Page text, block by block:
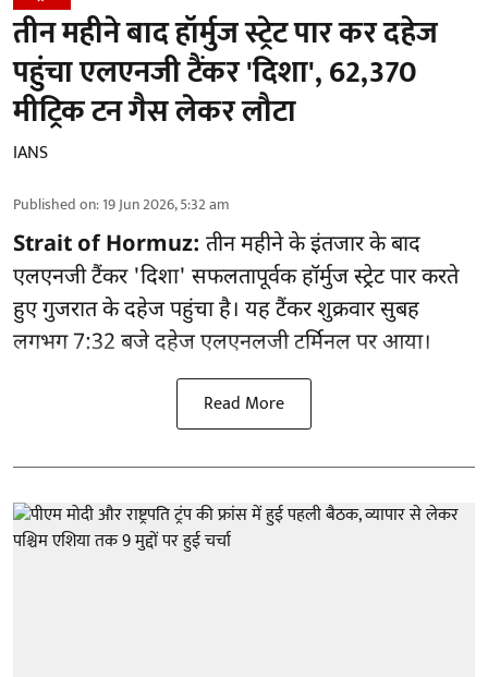
तीन महीने बाद हॉर्मुज स्ट्रेट पार कर दहेज
पहुंचा एलएनजी टैंकर 'दिशा', 62,370
मीट्रिक टन गैस लेकर लौटा
IANS
Published on:19 Jun 2026, 5:32 am
Strait of Hormuz: तीन महीने के इंतजार के बाद
एलएनजी टैंकर 'दिशा' सफलतापूर्वक हॉर्मुज स्ट्रेट पार करते
हुए गुजरात के दहेज पहुंचा है। यह टैंकर शुक्रवार सुबह
लगभग 7:32 बजे दहेज एलएनलजी टर्मिनल पर आया।
Read More